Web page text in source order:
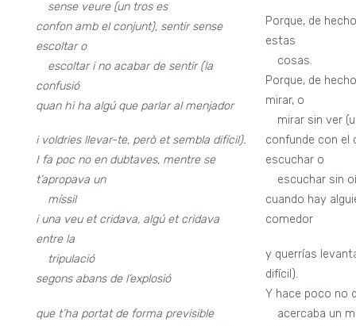
sense veure (un tros es
confon amb el conjunt), sentir sense
escoltar o
escoltar i no acabar de sentir (la
confusió
quan hi ha algú que parlar al menjador
i voldries llevar-te, però et sembla difícil).
I fa poc no en dubtaves, mentre se
t’apropava un
míssil
i una veu et cridava, algú et cridava
entre la
tripulació
segons abans de l’explosió
que t’ha portat de forma previsible
Porque, de
estas
cosas.
Porque, de
mirar, o
mirar sin ver
confunde con el
escuchar o
escuchar sin
cuando hay
comedor
y querrías
difícil).
Y hace poco no
acercaba un